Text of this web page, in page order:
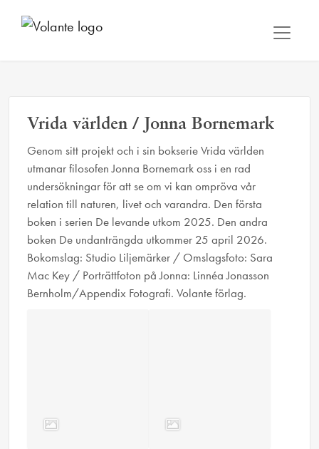
Vrida världen / Jonna Bornemark
Genom sitt projekt och i sin bokserie Vrida världen
utmanar filosofen Jonna Bornemark oss i en rad
undersökningar för att se om vi kan ompröva vår
relation till naturen, livet och varandra. Den första
boken i serien De levande utkom 2025. Den andra
boken De undanträngda utkommer 25 april 2026.
Bokomslag: Studio Liljemärker / Omslagsfoto: Sara
Mac Key / Porträttfoton på Jonna: Linnéa Jonasson
Bernholm/Appendix Fotografi. Volante förlag.